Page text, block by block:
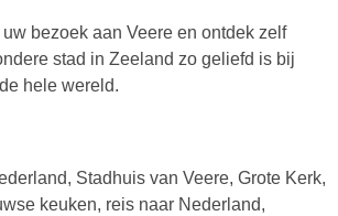
bezoek aan Veere en ontdek zelf
stad in Zeeland zo geliefd is bij
hele wereld.
Stadhuis van Veere, Grote Kerk,
keuken, reis naar Nederland,